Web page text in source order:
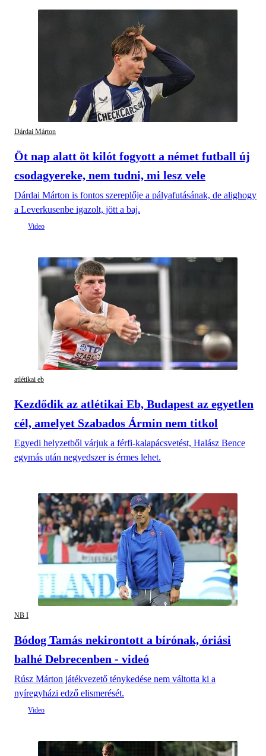
Dárdai Márton
Öt nap alatt öt kilót fogyott a német futball új
csodagyereke, nem tudni, mi lesz vele
Dárdai Márton is fontos szereplője a pályafutásának, de alighogy
a Leverkusenbe igazolt, jött a baj.
atlétikai eb
Kezdődik az atlétikai Eb, Budapest az egyetlen
cél, amelyet Szabados Ármin nem titkol
Egyedi helyzetből várjuk a férfi-kalapácsvetést, Halász Bence
egymás után negyedszer is érmes lehet.
NB I
Bódog Tamás nekirontott a bírónak, óriási
balhé Debrecenben - videó
Rúsz Márton játékvezető ténykedése nem váltotta ki a
nyíregyházi edző elismerését.